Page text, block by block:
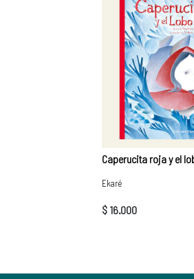
Ekaré
$ 16.000